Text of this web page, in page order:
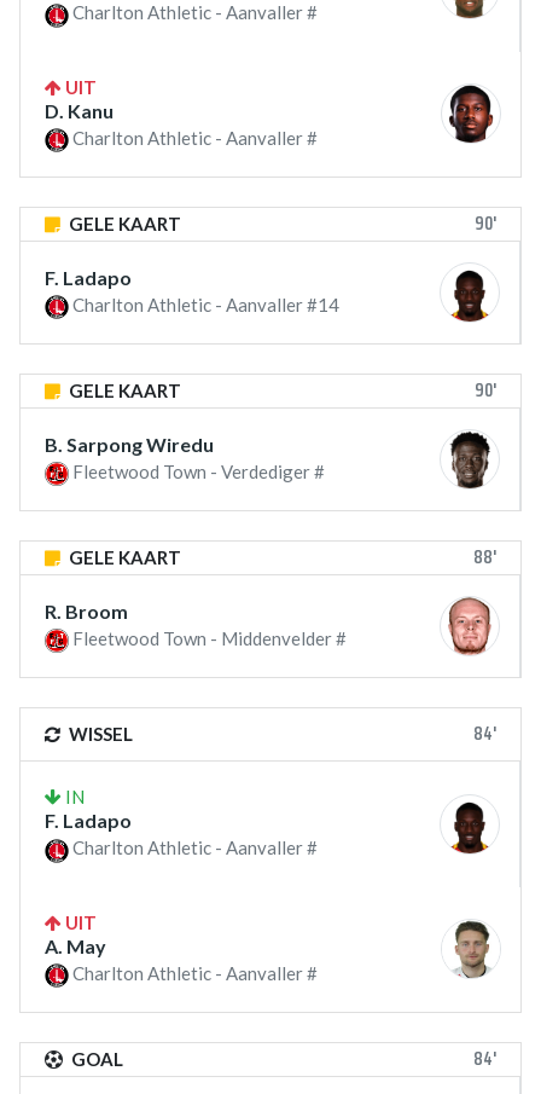
Charlton Athletic - Aanvaller #
UIT
D. Kanu
Charlton Athletic - Aanvaller #
GELE KAART 90'
F. Ladapo
Charlton Athletic - Aanvaller #14
GELE KAART 90'
B. Sarpong Wiredu
Fleetwood Town - Verdediger #
GELE KAART 88'
R. Broom
Fleetwood Town - Middenvelder #
WISSEL 84'
IN
F. Ladapo
Charlton Athletic - Aanvaller #
UIT
A. May
Charlton Athletic - Aanvaller #
GOAL 84'